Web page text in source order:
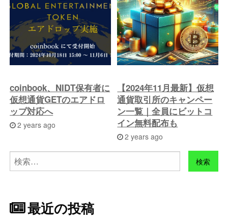
coinbook、NIDT保有者に
仮想通貨GETのエアドロ
ップ対応へ
2 years ago
【2024年11月最新】仮想
通貨取引所のキャンペー
ン一覧｜全員にビットコ
イン無料配布も
2 years ago
検
索:
最近の投稿